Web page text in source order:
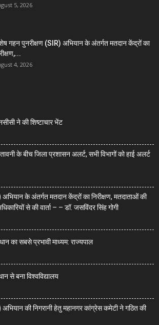
5, 2026
गहन पुनरीक्षण (SIR) अभियान के अंतर्गत मतदान केंद्रों का
4, 2026
ने की शिष्टाचार भेंट
के बीच जिला प्रशासन अलर्ट, सभी विभागों को हाई अलर्ट
के अंतर्गत मतदान केंद्रों का निरीक्षण, मतदाताओं की
से की वार्ता – – डॉ. जसविंदर सिंह गोगी
का सबसे प्रभावी माध्यम: राज्यपाल
से बना विश्वविद्यालय
की निगरानी हेतु महानगर कांग्रेस कमेटी ने गठित की